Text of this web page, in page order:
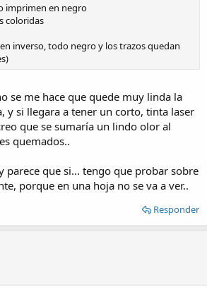
imprimen en negro
coloridas
inverso, todo negro y los trazos quedan
se me hace que quede muy linda la
y si llegara a tener un corto, tinta laser
que se sumaría un lindo olor al
quemados..
parece que si... tengo que probar sobre
porque en una hoja no se va a ver..
Responder